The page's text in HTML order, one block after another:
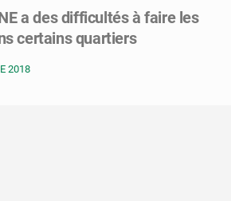
a des difficultés à faire les
certains quartiers
2018